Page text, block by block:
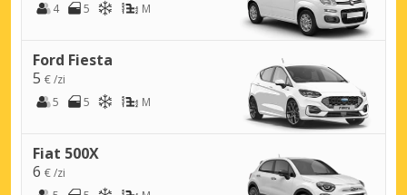
4
5 M
Ford Fiesta
5 € /zi
5
5 M
Fiat 500X
6 € /zi